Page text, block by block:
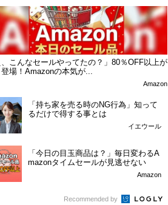
こんなセールやってたの？」80％OFF以上が
場！Amazonの本気が...
Amazon
「持ち家を売る時のNG行為」知って
るだけで得する事とは
イエウール
「今日の目玉商品は？」毎日変わるA
mazonタイムセールが見逃せない
Amazon
Recommended by